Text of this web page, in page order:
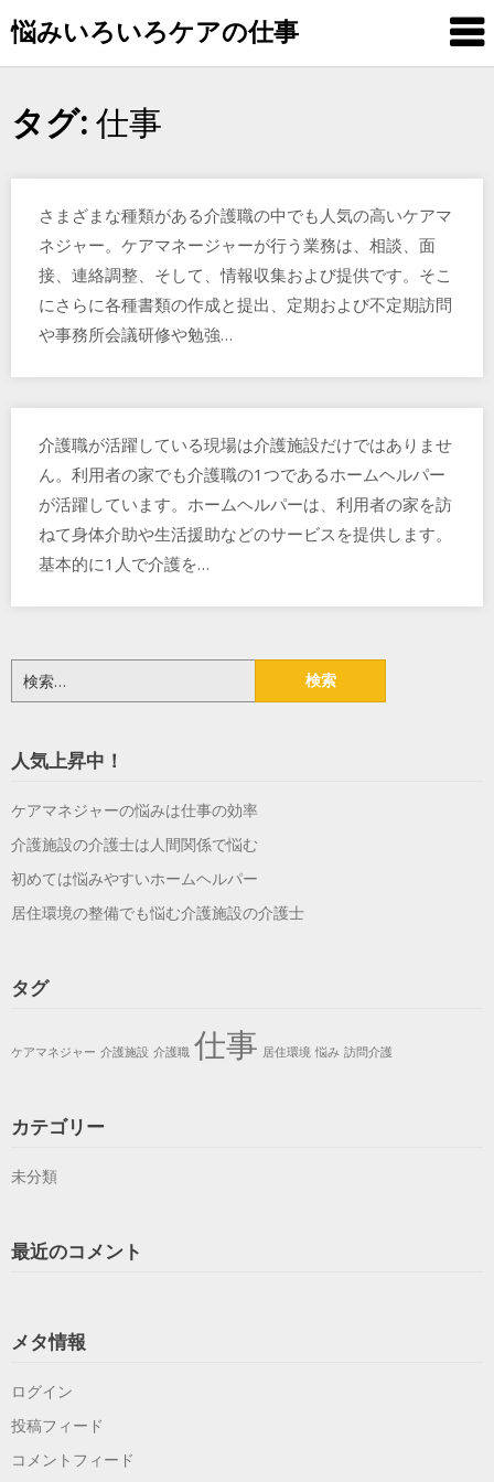
to
content
悩みいろいろケアの仕事
タグ: 仕事
さまざまな種類がある介護職の中でも人気の高いケアマ
ネジャー。ケアマネージャーが行う業務は、相談、面
接、連絡調整、そして、情報収集および提供です。そこ
にさらに各種書類の作成と提出、定期および不定期訪問
や事務所会議研修や勉強…
介護職が活躍している現場は介護施設だけではありませ
ん。利用者の家でも介護職の1つであるホームヘルパー
が活躍しています。ホームヘルパーは、利用者の家を訪
ねて身体介助や生活援助などのサービスを提供します。
基本的に1人で介護を…
索:
人気上昇中！
ケアマネジャーの悩みは仕事の効率
介護施設の介護士は人間関係で悩む
初めては悩みやすいホームヘルパー
居住環境の整備でも悩む介護施設の介護士
タグ
ケアマネジャー 介護施設 介護職 仕事 居住環境 悩み 訪問介護
カテゴリー
未分類
最近のコメント
メタ情報
ログイン
投稿フィード
コメントフィード